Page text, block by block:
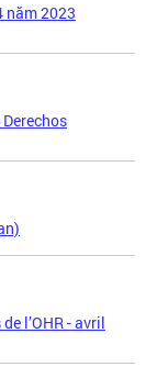
năm 2023
l’OHR - avril